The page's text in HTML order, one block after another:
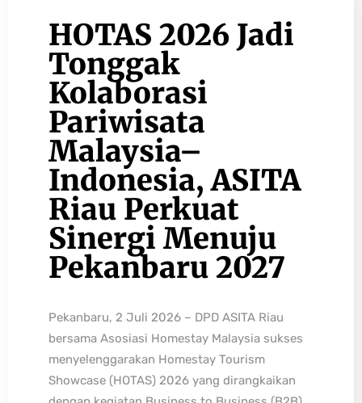
HOTAS 2026 Jadi
Tonggak
Kolaborasi
Pariwisata
Malaysia–
Indonesia, ASITA
Riau Perkuat
Sinergi Menuju
Pekanbaru 2027
Pekanbaru, 2 Juli 2026 – DPD ASITA Riau
bersama Asosiasi Homestay Malaysia sukses
menyelenggarakan Homestay Tourism
Showcase (HOTAS) 2026 yang dirangkaikan